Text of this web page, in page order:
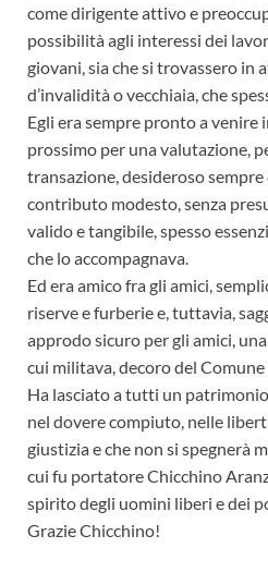
come dirigente attivo e
possibilità agli interessi dei
giovani, sia che si trovassero in
d’invalidità o vecchiaia, che
Egli era sempre pronto a venire
prossimo per una valutazione,
transazione, desideroso
contributo modesto, senza
valido e tangibile, spesso
che lo accompagnava.
Ed era amico fra gli amici,
riserve e furberie e, tuttavia,
approdo sicuro per gli amici,
cui militava, decoro del
Ha lasciato a tutti un
nel dovere compiuto, nelle
giustizia e che non si spegnerà
cui fu portatore Chicchino
spirito degli uomini liberi e dei
Grazie Chicchino!